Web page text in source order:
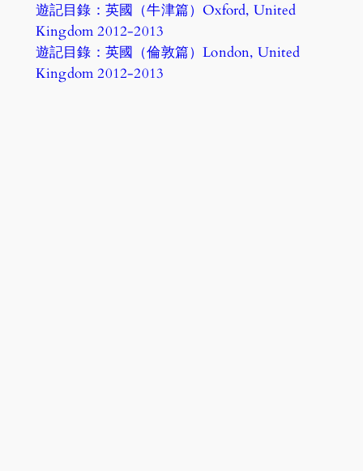
遊記目錄：英國（牛津篇）Oxford, United
Kingdom 2012-2013
遊記目錄：英國（倫敦篇）London, United
Kingdom 2012-2013